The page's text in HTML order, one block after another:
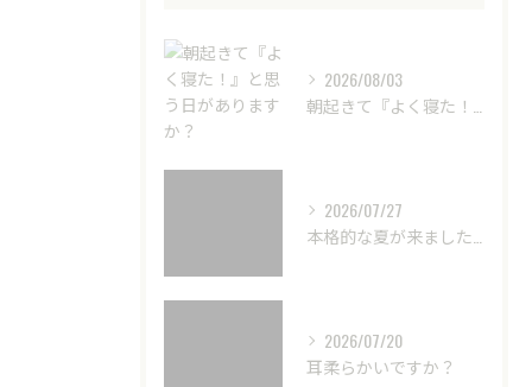
2026/08/03
2026/07/27
2026/07/20
耳柔らかいですか？